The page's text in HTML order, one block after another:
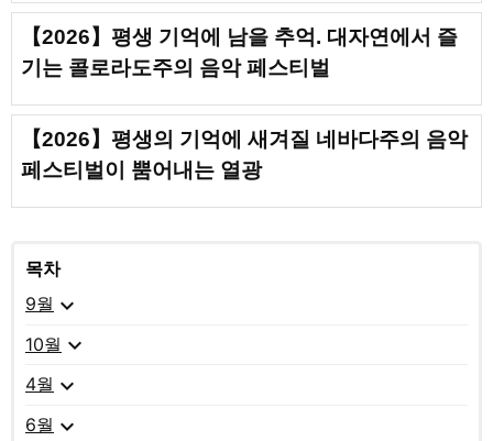
【2026】평생 기억에 남을 추억. 대자연에서 즐
기는 콜로라도주의 음악 페스티벌
【2026】평생의 기억에 새겨질 네바다주의 음악
페스티벌이 뿜어내는 열광
목차
9월 expand_more
10월 expand_more
4월 expand_more
6월 expand_more